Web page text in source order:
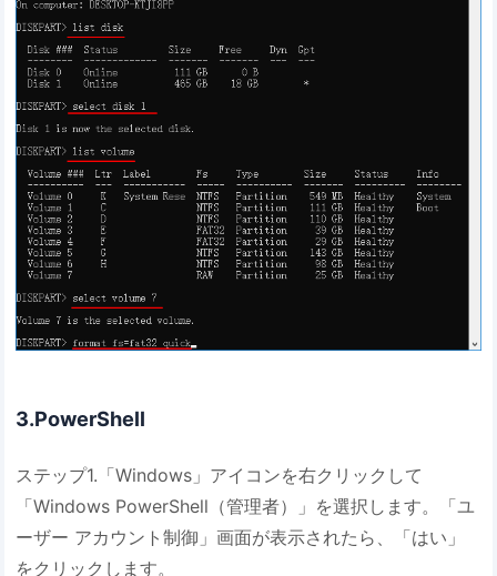
3.PowerShell
ステップ1.「Windows」アイコンを右クリックして
「Windows PowerShell（管理者）」を選択します。「ユ
ーザー アカウント制御」画面が表示されたら、「はい」
をクリックします。